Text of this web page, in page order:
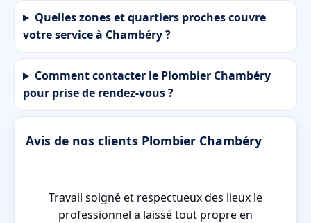
Quelles zones et quartiers proches couvre
votre service à Chambéry ?
Comment contacter le Plombier Chambéry
pour prise de rendez‑vous ?
Avis de nos clients Plombier Chambéry
Travail soigné et respectueux des lieux le
professionnel a laissé tout propre en